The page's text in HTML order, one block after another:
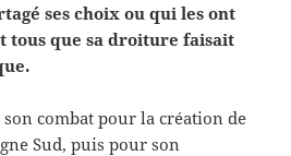
ses choix ou qui les ont
tous que sa droiture faisait
combat pour la création de
Sud, puis pour son